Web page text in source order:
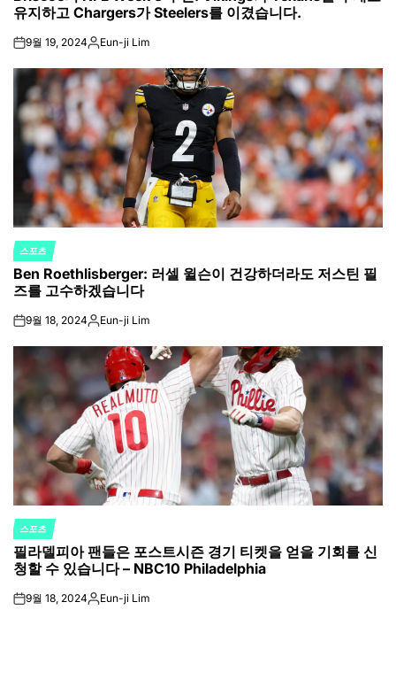
유지하고 Chargers가 Steelers를 이겼습니다.
on9월 19, 2024Posted
Eun-ji Lim
POSTED
IN
스포츠
Ben Roethlisberger: 러셀 윌슨이 건강하더라도 저스틴 필
즈를 고수하겠습니다
on9월 18, 2024Posted
Eun-ji Lim
POSTED
IN
스포츠
필라델피아 팬들은 포스트시즌 경기 티켓을 얻을 기회를 신
청할 수 있습니다 – NBC10 Philadelphia
on9월 18, 2024Posted
Eun-ji Lim